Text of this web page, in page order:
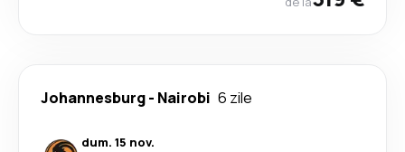
Johannesburg- Nairobi 6 zile
dum. 15 nov.